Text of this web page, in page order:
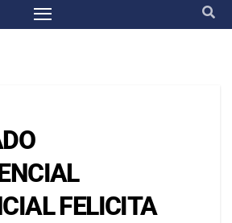
FELICITA